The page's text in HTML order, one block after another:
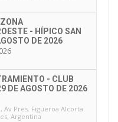
- HÍPICO SAN
DE 2026
- CLUB
DE AGOSTO DE 2026
, Av Pres. Figueroa Alcorta
Argentina